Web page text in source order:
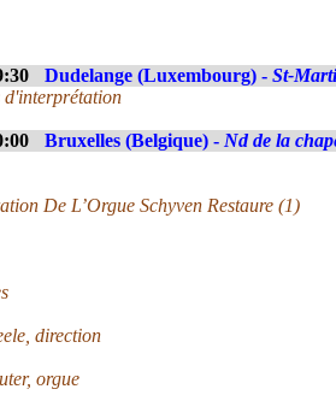
Dudelange (Luxembourg) - St-
d'interprétation
Bruxelles (Belgique) - Nd de la
De L’Orgue Schyven Restaure (1)
direction
orgue